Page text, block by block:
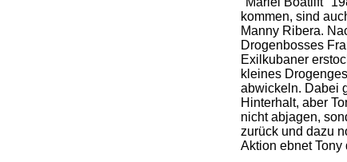
kommen, sind
Manny Ribera.
Drogenbosses
Exilkubaner
kleines
abwickeln. Dabei
Hinterhalt, aber
nicht abjagen,
zurück und dazu
Aktion ebnet Tony